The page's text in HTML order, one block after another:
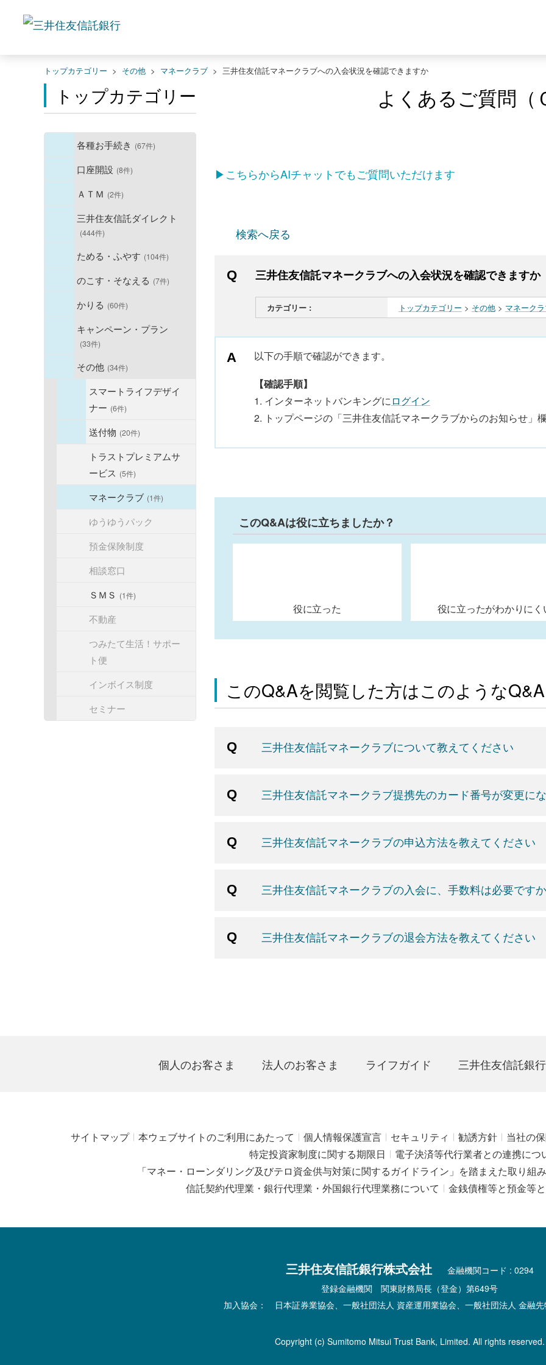
トップカテゴリー > その他 > マネークラブ > 三井住友信託マネークラブへの入会状況を確認できますか
トップカテゴリー
各種お手続き (67件)
口座開設 (8件)
ＡＴＭ (2件)
三井住友信託ダイレクト
(444件)
ためる・ふやす (104件)
のこす・そなえる (7件)
かりる (60件)
キャンペーン・プラン
(33件)
その他 (34件)
スマートライフデザイ
ナー (6件)
送付物 (20件)
トラストプレミアムサ
ービス (5件)
マネークラブ (1件)
ゆうゆうパック
預金保険制度
相談窓口
ＳＭＳ (1件)
不動産
つみたて生活！サポー
ト便
インボイス制度
セミナー
よくあるご質問（
▶こちらからAIチャットでもご質問いただけます
検索へ戻る
三井住友信託マネークラブへの入会状況を確認できますか
カテゴリー : トップカテゴリー > その他> マネーク
以下の手順で確認ができます。
【確認手順】
1. インターネットバンキングにログイン
2. トップページの「三井住友信託マネークラブからのお知らせ」
このQ&Aは役に立ちましたか？
役に立った 役に立ったがわかりにく
このQ&Aを閲覧した方はこのような
三井住友信託マネークラブについて教えてください
三井住友信託マネークラブ提携先のカード番号が変更に
三井住友信託マネークラブの申込方法を教えてください
三井住友信託マネークラブの入会に、手数料は必要ですか
三井住友信託マネークラブの退会方法を教えてください
個人のお客さま 法人のお客さま ライフガイド 三井住友信託銀
サイトマップ 本ウェブサイトのご利用にあたって 個人情報保護宣言 セキュリティ 勧誘方針 当社の
特定投資家制度に関する期限日
電子決済等代行業者との連携につ
「マネー・ローンダリング及びテロ資金供与対策に関するガイドライン」を踏まえた取り組み
信託契約代理業・銀行代理業・外国銀行代理業務について
金銭債権等と預金等
三井住友信託銀行株式会社
金融機関コード : 0294
登録金融機関 関東財務局長（登金）第649号
加入協会： 日本証券業協会、一般社団法人 資産運用業協会、一般社団法人 金融
Copyright (c) Sumitomo Mitsui Trust Bank, Limited. All rights reserved.